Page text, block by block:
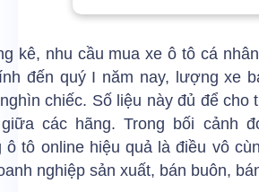
kê, nhu cầu mua xe ô tô cá
đến quý I năm nay, lượng xe
chiếc. Số liệu này đủ để cho
các hãng. Trong bối cảnh
ô tô online hiệu quả là điều vô
nghiệp sản xuất, bán buôn,